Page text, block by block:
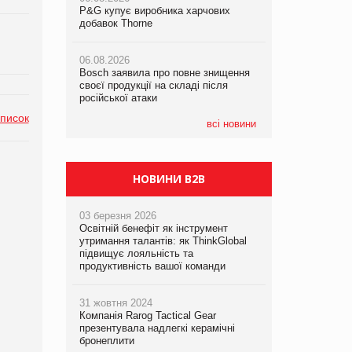
P&G купує виробника харчових
добавок Thorne
06.08.2026
Bosch заявила про повне знищення
своєї продукції на складі після
російської атаки
всі новини
у VARUS з’явилися новинки від ТМ
ТОКЕРИ
Сергій Лісунов про заморожені
P&G купує виробника харчових
добавок Thorne
06.08.2026
Bosch заявила про повне знищення
своєї продукції на складі після
російської атаки
НОВИНИ B2B
03 березня 2026
Освітній бенефіт як інструмент
утримання талантів: як ThinkGlobal
підвищує лояльність та
продуктивність вашої команди
31 жовтня 2024
Компанія Rarog Tactical Gear
презентувала надлегкі керамічні
бронеплити